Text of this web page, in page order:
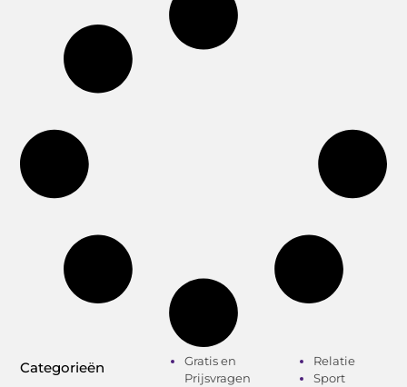
Categorieën
Gratis en
Prijsvragen
Relatie
Sport